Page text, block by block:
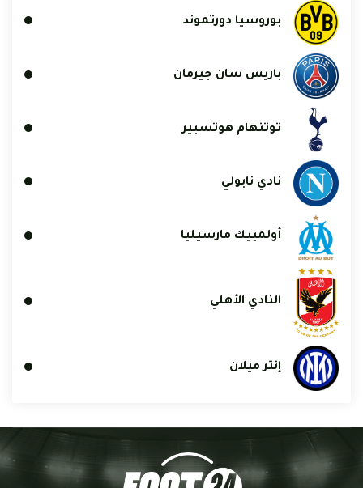
بوروسيا دورتموند
باريس سان جيرمان
توتنهام هوتسبير
نادي نابولي
أولمبيك مارسيليا
النادي الأهلي
إنتر ميلان